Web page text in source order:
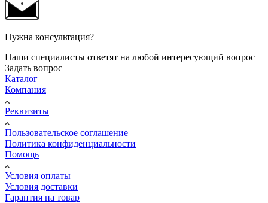
Нужна консультация?
Наши специалисты ответят на любой интересующий вопрос
Задать вопрос
Каталог
Компания
Реквизиты
Пользовательское соглашение
Политика конфиденциальности
Помощь
Условия оплаты
Условия доставки
Гарантия на товар